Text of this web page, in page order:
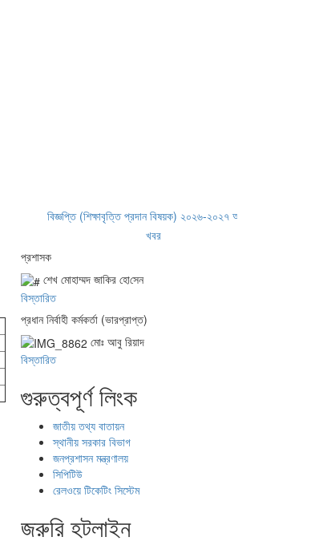
বিজ্ঞপ্তি (শিক্ষাবৃত্তি প্রদান বিষয়ক) ২০২৬-২০২৭ অর্থবছরের জন্য খেয়াঘাট
খবর
প্রশাসক
শেখ মোহাম্মদ জা‌কির হো‌সেন
বিস্তারিত
প্রধান নির্বাহী কর্মকর্তা (ভারপ্রাপ্ত)
মোঃ আবু রিয়াদ
বিস্তারিত
গুরুত্বপূর্ণ লিংক
জাতীয় তথ্য বাতায়ন
স্থানীয় সরকার বিভাগ
জনপ্রশাসন মন্ত্রণালয়
সিপিটিউ
রেলওয়ে টিকেটিং সিস্টেম
জরুরি হটলাইন